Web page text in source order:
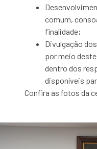
comum,
finalidade;
Divulgação
por meio
dentro dos
disponíveis
Confira as fotos da